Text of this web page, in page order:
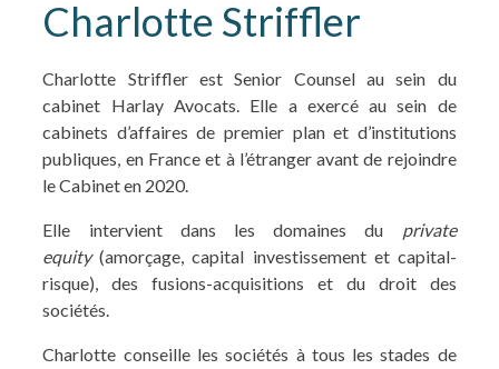
Charlotte Striffler
Charlotte Striffler est Senior Counsel au sein du
cabinet Harlay Avocats. Elle a exercé au sein de
cabinets d’affaires de premier plan et d’institutions
publiques, en France et à l’étranger avant de rejoindre
le Cabinet en 2020.
Elle intervient dans les domaines du private
equity(amorçage, capital investissement et capital-
risque), des fusions-acquisitions et du droit des
sociétés.
Charlotte conseille les sociétés à tous les stades de